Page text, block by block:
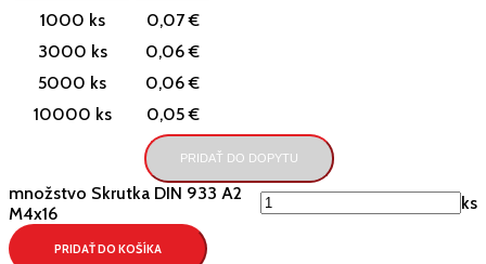
1000 ks
0,07 €
3000 ks
0,06 €
5000 ks
0,06 €
10000 ks
0,05 €
PRIDAŤ DO DOPYTU
množstvo Skrutka DIN 933 A2
M4x16
ks
PRIDAŤ DO KOŠÍKA